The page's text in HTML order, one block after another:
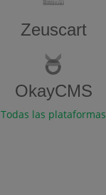
Zeuscart
OkayCMS
Todas las plataformas